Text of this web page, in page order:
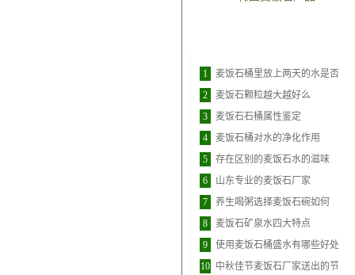
1
麦饭石桶里放上两天的水是否
2
麦饭石颗粒越大越好么
3
麦饭石石桶属性鉴定
4
麦饭石桶对水的净化作用
5
存在区别的麦饭石水的滋味
6
山东专业的麦饭石厂家
7
养生喝粥选择麦饭石碗如何
8
麦饭石矿泉水四大特点
9
使用麦饭石桶盛水有哪些好处
10 中秋佳节麦饭石厂家送出的节